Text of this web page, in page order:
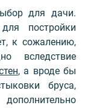
для дачи.
постройки
к сожалению,
вследствие
, а вроде бы
бруса,